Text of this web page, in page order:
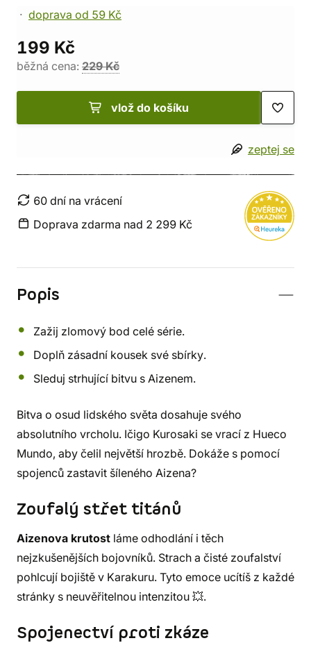
doprava od 59 Kč
199 Kč
běžná cena: 229 Kč
vlož do košíku
zeptej se
60 dní na vrácení
Doprava zdarma nad 2 299 Kč
Popis
Zažij zlomový bod celé série.
Doplň zásadní kousek své sbírky.
Sleduj strhující bitvu s Aizenem.
Bitva o osud lidského světa dosahuje svého
absolutního vrcholu. Ičigo Kurosaki se vrací z Hueco
Mundo, aby čelil největší hrozbě. Dokáže s pomocí
spojenců zastavit šíleného Aizena?
Zoufalý střet titánů
Aizenova krutost láme odhodlání i těch
nejzkušenějších bojovníků. Strach a čisté zoufalství
pohlcují bojiště v Karakuru. Tyto emoce ucítíš z každé
stránky s neuvěřitelnou intenzitou 💥.
Spojenectví proti zkáze